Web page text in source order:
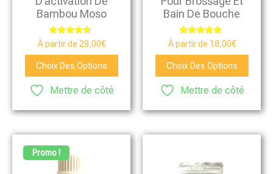
Bambou Moso
Note
4.46
sur 5
À partir de 28,00€
Choix Des Options
Mettre de côté
Bain De Bouche
Note
4.75
sur 5
À partir de 18,00€
Choix Des Options
Mettre de côté
Promo !